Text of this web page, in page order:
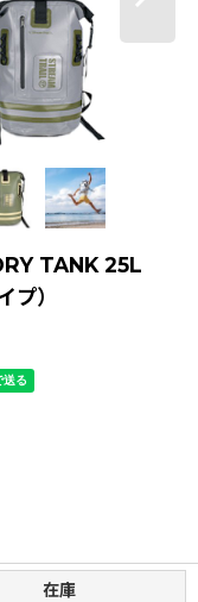
TANK 25L
）
在庫